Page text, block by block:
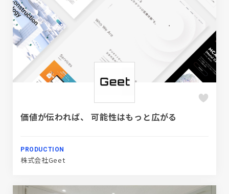
価値が伝われば、 可能性はもっと広がる
PRODUCTION
株式会社Geet